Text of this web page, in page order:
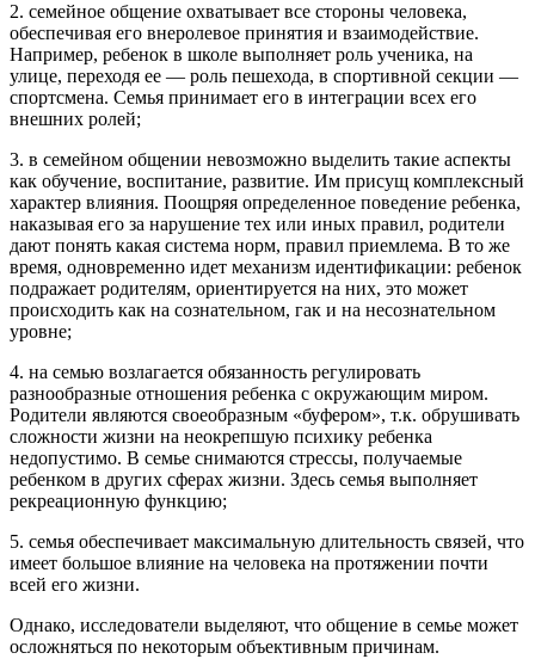
2. семейное общение охватывает все стороны человека,
обеспечивая его внеролевое принятия и взаимодействие.
Например, ребенок в школе выполняет роль ученика, на
улице, переходя ее — роль пешехода, в спортивной секции —
спортсмена. Семья принимает его в интеграции всех его
внешних ролей;
3. в семейном общении невозможно выделить такие аспекты
как обучение, воспитание, развитие. Им присущ комплексный
характер влияния. Поощряя определенное поведение ребенка,
наказывая его за нарушение тех или иных правил, родители
дают понять какая система норм, правил приемлема. В то же
время, одновременно идет механизм идентификации: ребенок
подражает родителям, ориентируется на них, это может
происходить как на сознательном, гак и на несознательном
уровне;
4. на семью возлагается обязанность регулировать
разнообразные отношения ребенка с окружающим миром.
Родители являются своеобразным «буфером», т.к. обрушивать
сложности жизни на неокрепшую психику ребенка
недопустимо. В семье снимаются стрессы, получаемые
ребенком в других сферах жизни. Здесь семья выполняет
рекреационную функцию;
5. семья обеспечивает максимальную длительность связей, что
имеет большое влияние на человека на протяжении почти
всей его жизни.
Однако, исследователи выделяют, что общение в семье может
осложняться по некоторым объективным причинам.